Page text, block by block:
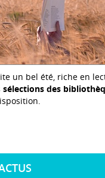
un bel été, riche en
sélections des